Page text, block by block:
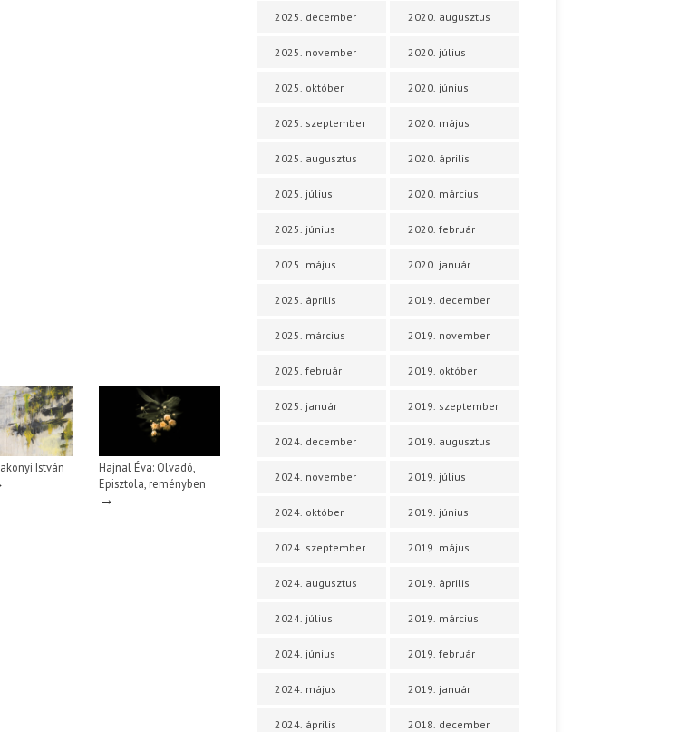
István
Hajnal Éva: Olvadó,
Episztola, reményben
→
2025. december
2025. november
2025. október
2025. szeptember
2025. augusztus
2025. július
2025. június
2025. május
2025. április
2025. március
2025. február
2025. január
2024. december
2024. november
2024. október
2024. szeptember
2024. augusztus
2024. július
2024. június
2024. május
2024. április
2020. augusztus
2020. július
2020. június
2020. május
2020. április
2020. március
2020. február
2020. január
2019. december
2019. november
2019. október
2019. szeptember
2019. augusztus
2019. július
2019. június
2019. május
2019. április
2019. március
2019. február
2019. január
2018. december